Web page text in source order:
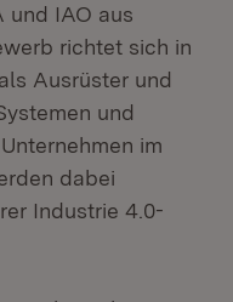
und IAO aus
richtet sich in
Ausrüster und
und
im
dabei
Industrie 4.0-